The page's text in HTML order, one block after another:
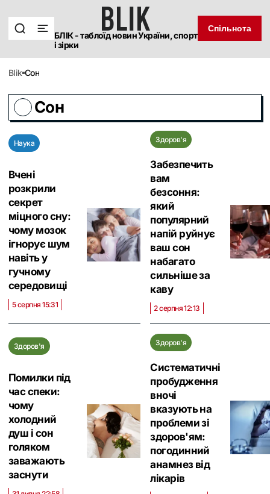
БЛІК - таблоїд новин України, спорт
і зірки
Спільнота
blik Сон
Сон
Наука
Вчені
розкрили
секрет
міцного сну:
чому мозок
ігнорує шум
навіть у
гучному
середовищі
5 серпня 15:31
Здоров'я
Забезпечить
вам
безсоння:
який
популярний
напій руйнує
ваш сон
набагато
сильніше за
каву
2 серпня 12:13
Здоров'я
Помилки під
час спеки:
чому
холодний
душ і сон
голяком
заважають
заснути
Здоров'я
Систематичні
пробудження
вночі
вказують на
проблеми зі
здоров'ям:
погодинний
анамнез від
лікарів